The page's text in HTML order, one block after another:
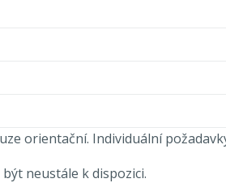
orientační. Individuální
neustále k dispozici.